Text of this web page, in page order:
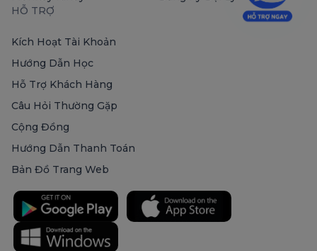
HỖ TRỢ
Kích Hoạt Tài Khoản
Hướng Dẫn Học
Hỗ Trợ Khách Hàng
Câu Hỏi Thường Gặp
Cộng Đồng
Hướng Dẫn Thanh Toán
Bản Đồ Trang Web